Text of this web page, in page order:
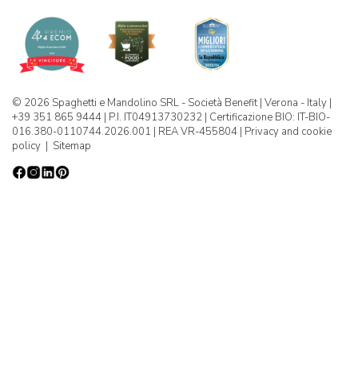
© 2026 Spaghetti e Mandolino SRL - Società Benefit | Verona - Italy |
+39 351 865 9444 | P.I. IT04913730232 | Certificazione BIO: IT-BIO-
016.380-0110744.2026.001 | REA VR-455804 | Privacy and cookie
policy | Sitemap